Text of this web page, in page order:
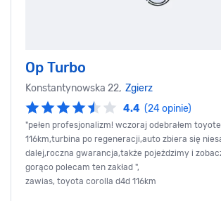
Op Turbo
Konstantynowska 22, Zgierz
4.4 (24 opinie)
"pełen profesjonalizm! wczoraj odebrałem
116km,turbina po regeneracji,auto zbiera się
dalej,roczna gwarancja,także pojeżdzimy i
gorąco polecam ten zakład ",
zawias, toyota corolla d4d 116km